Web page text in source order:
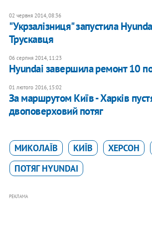
02 червня 2014, 08:36
"Укрзалізниця" запустила
Трускавця
06 серпня 2014, 11:23
Hyundai завершила ремонт 10
01 лютого 2016, 15:02
За маршрутом Київ - Харків
двоповерховий потяг
МИКОЛАЇВ КИЇВ ХЕРСОН
ПОТЯГ HYUNDAI
РЕКЛАМА